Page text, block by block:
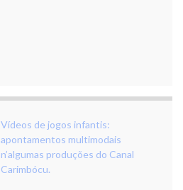
Vídeos de jogos infantis:
apontamentos multimodais
n’algumas produções do Canal
Carimbócu.